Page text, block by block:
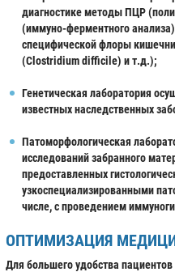
диагностике методы ПЦР
(иммуно-ферментного
специфической флоры
(Clostridium difficile) и т.д.);
Генетическая лаборатория
известных наследственных
Патоморфологическая
исследований забранного
предоставленных
узкоспециализированными
числе, с проведением
ОПТИМИЗАЦИЯ
Для большего удобства пациентов